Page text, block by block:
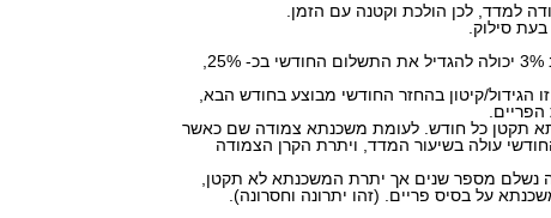
הגידול/קיטון בהחזר החודשי מבוצע בחודש הבא,
תקטן כל חודש. לעומת משכנתא צמודה שם כאשר
עולה בשיעור המדד, ויתרת הקרן הצמודה
נשלם מספר שנים אך יתרת המשכנתא לא תקטן,
על בסיס פריים. (זהו יתרונה וחסרונה).